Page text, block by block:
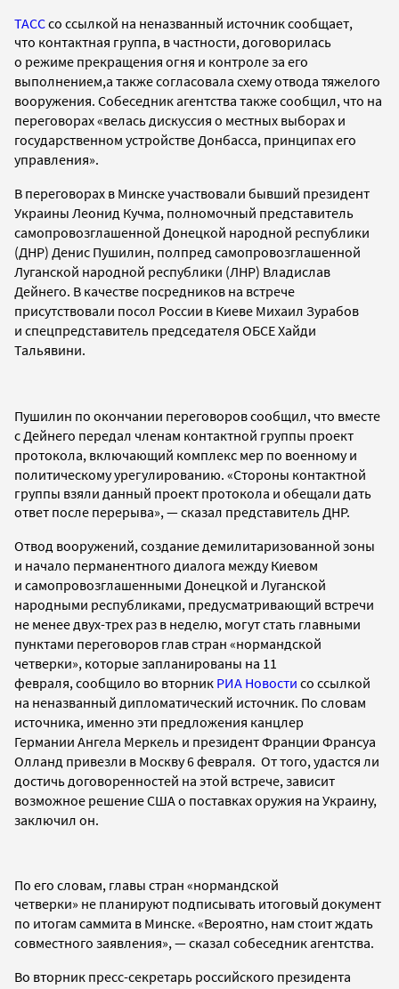
ТАССсо ссылкой на неназванный источник сообщает,
что контактная группа, в частности, договорилась
о режиме прекращения огня и контроле за его
выполнением,а такжесогласовала схему отвода тяжелого
вооружения. Собеседник агентства также сообщил, что на
переговорах«велась дискуссия о местных выборах и
государственном устройстве Донбасса, принципах его
управления».
В переговорах в Минске участвовали бывший президент
Украины Леонид Кучма, полномочный представитель
самопровозглашенной Донецкой народной республики
(ДНР) Денис Пушилин, полпред самопровозглашенной
Луганской народной республики (ЛНР) Владислав
Дейнего. В качестве посредников на встрече
присутствовали посол России в Киеве Михаил Зурабов
и спецпредставитель председателя ОБСЕ Хайди
Тальявини.
Пушилин по окончании переговоров сообщил, что вместе
с Дейнего передал членам контактной группы проект
протокола, включающий комплекс мер по военному и
политическому урегулированию. «Стороны контактной
группы взяли данный проект протокола и обещали дать
ответ после перерыва», — сказал представитель ДНР.
Отвод вооружений, создание демилитаризованной зоны
и начало перманентного диалога между Киевом
и самопровозглашенными Донецкой и Луганской
народными республиками, предусматривающий встречи
не менее двух-трех раз в неделю, могут стать главными
пунктами переговоров глав стран «нормандской
четверки», которые запланированы на 11
февраля, сообщило во вторник РИА Новости со ссылкой
на неназванный дипломатический источник. По словам
источника, именно эти предложения канцлер
Германии Ангела Меркель и президент Франции Франсуа
Олланд привезли в Москву 6 февраля. От того, удастся ли
достичь договоренностей на этой встрече, зависит
возможное решение США о поставках оружия на Украину,
заключил он.
По его словам, главы стран «нормандской
четверки» не планируют подписывать итоговый документ
по итогам саммита в Минске. «Вероятно, нам стоит ждать
совместного заявления», — сказал собеседник агентства.
Во вторник пресс-секретарь российского президента